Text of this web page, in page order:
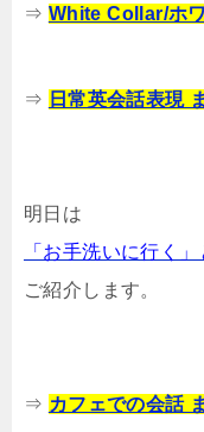
⇒ White Collar/ホ
⇒ 日常英会話表現
明日は
「お手洗いに行く
ご紹介します。
⇒ カフェでの会話